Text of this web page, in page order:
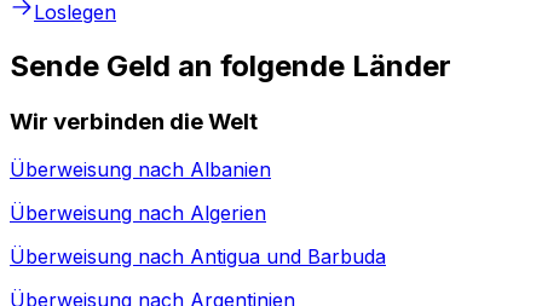
Loslegen
Sende Geld an folgende Länder
Wir verbinden die Welt
Überweisung nach Albanien
Überweisung nach Algerien
Überweisung nach Antigua und Barbuda
Überweisung nach Argentinien